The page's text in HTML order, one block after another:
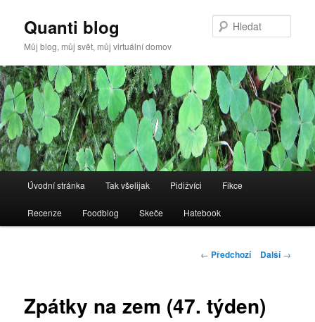
Quanti blog
Můj blog, můj svět, můj virtuální domov
navigační
Přejít
k
webu
Úvodní stránka Tak všelijak Pidižvíci Fikce
Recenze Foodblog Skeče Hatebook
Navigace
← Předchozí Další→
Zpátky na zem (47. týden)